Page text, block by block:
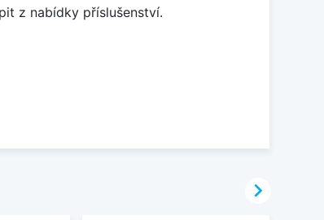
z nabídky příslušenství.
